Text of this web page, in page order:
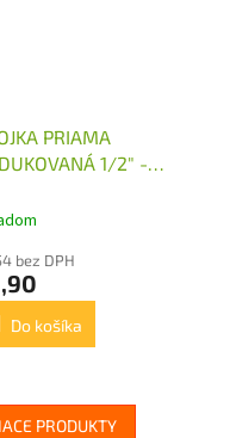
PRIAMA
1/2" -
bez DPH
Do košíka
PRODUKTY